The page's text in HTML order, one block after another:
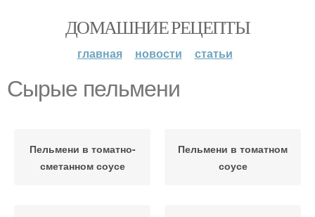
ДОМАШНИЕ РЕЦЕПТЫ
главная новости статьи
Сырые пельмени
Пельмени в томатно-
сметанном соусе
Пельмени в томатном
соусе